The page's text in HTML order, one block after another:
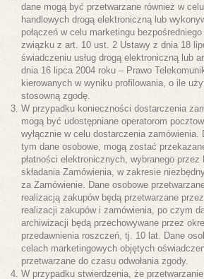
dane mogą być przetwarzane również w
handlowych drogą elektroniczną lub
połączeń w celu marketingu
związku z art. 10 ust. 2 Ustawy z dnia 18
świadczeniu usług drogą elektroniczną lub
dnia 16 lipca 2004 roku – Prawo
kierowanych w wyniku profilowania, o ile
stosowną zgodę.
W przypadku konieczności dostarczenia
mogą być udostępniane operatorom
wyłącznie w celu dostarczenia zamówienia.
tym dane osobowe, mogą zostać
płatności elektronicznych, wybranego
składania Zamówienia, w zakresie
za Zamówienie. Dane osobowe
realizacją zakupów będą przetwarzane
realizacji zakupów i zamówienia, po czym
archiwizacji będą przechowywane przez
przedawnienia roszczeń, tj. 10 lat. Dane
celach marketingowych objętych
przetwarzane do czasu odwołania zgody.
W przypadku stwierdzenia, że